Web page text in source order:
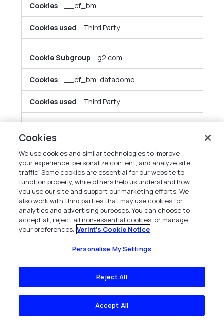
__cf_bm
Third Party
g2.com
__cf_bm, datadome
Third Party
ak_bmsc
Third Party
www.trustradius.com
_trti
Third Party
spotify.com
sp_t, sp_landing
Cookies
We use cookies and similar technologies to improve
your experience, personalize content, and analyze site
traffic. Some cookies are essential for our website to
function properly, while others help us understand how
you use our site and support our marketing efforts. We
also work with third parties that may use cookies for
analytics and advertising purposes. You can choose to
accept all, reject all non-essential cookies, or manage
your preferences. Verint's Cookie Notice
Personalise My Settings
Reject All
Accept All